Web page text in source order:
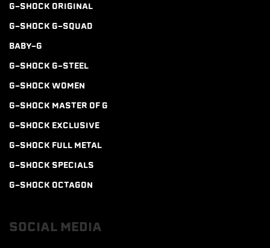
G-SHOCK ORIGINAL
G-SHOCK G-SQUAD
BABY-G
G-SHOCK G-STEEL
G-SHOCK WOMEN
G-SHOCK MASTER OF G
G-SHOCK EXCLUSIVE
G-SHOCK FULL METAL
G-SHOCK SPECIALS
G-SHOCK OCTAGON
SOCIAL MEDIA